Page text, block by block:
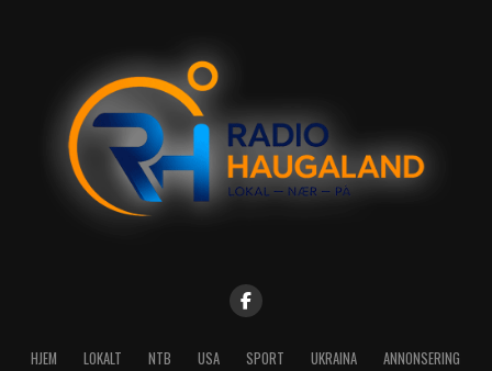
HJEM LOKALT NTB USA SPORT UKRAINA
ANNONSERING